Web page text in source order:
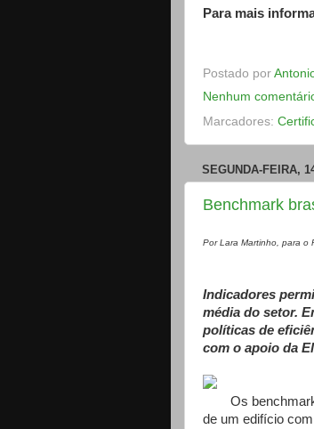
Para mais
Postado por
Nenhum
Marcadores:
SEGUNDA-FEIRA,
Benchmark
Por Lara Martinho, para o
Indicadores
média do setor.
políticas de
com o apoio da
Os
de um edifício